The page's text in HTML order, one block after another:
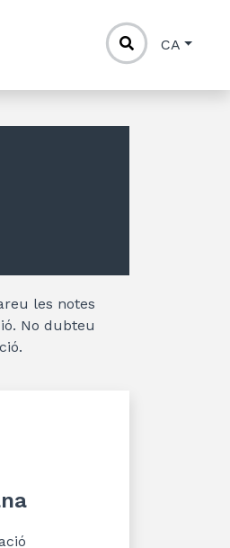
CA
les notes
No dubteu